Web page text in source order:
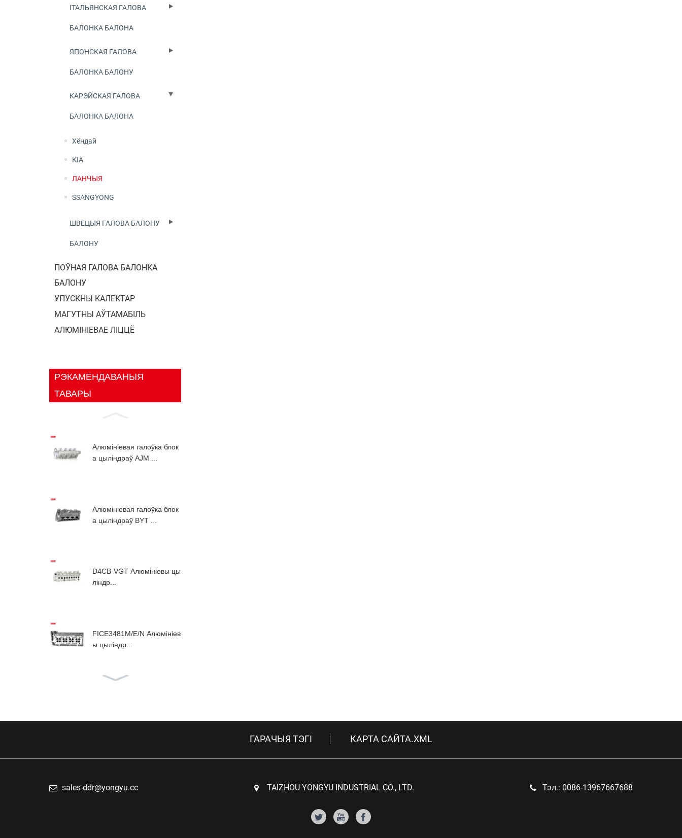
ІТАЛЬЯНСКАЯ ГАЛОВА
БАЛОНКА БАЛОНА
ЯПОНСКАЯ ГАЛОВА
БАЛОНКА БАЛОНУ
КАРЭЙСКАЯ ГАЛОВА
БАЛОНКА БАЛОНА
Хёндай
КІА
ЛАНЧЫЯ
SSANGYONG
ШВЕЦЫЯ ГАЛОВА БАЛОНУ
БАЛОНУ
ПОЎНАЯ ГАЛОВА БАЛОНКА
БАЛОНУ
УПУСКНЫ КАЛЕКТАР
МАГУТНЫ АЎТАМАБІЛЬ
АЛЮМІНІЕВАЕ ЛІЦЦЁ
РЭКАМЕНДАВАНЫЯ
ТАВАРЫ
Алюмініевая галоўка блок
а цыліндраў AJM ...
Алюмініевая галоўка блок
а цыліндраў BYT ...
D4CB-VGT Алюмініевы цы
ліндр...
FICE3481M/E/N Алюмініев
ы цыліндр...
ГАРАЧЫЯ ТЭГІ КАРТА САЙТА.XML
sales-ddr@yongyu.cc TAIZHOU YONGYU INDUSTRIAL CO., LTD. Тэл.: 0086-13967667688